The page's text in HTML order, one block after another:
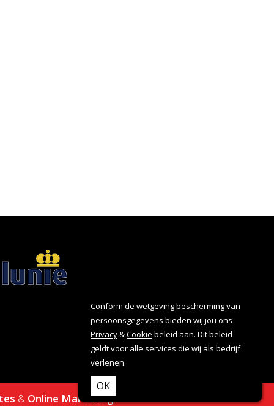
Conform de wetgeving bescherming van
persoonsgegevens bieden wij jou ons
Privacy&Cookie beleid aan. Dit beleid
geldt voor alle services die wij als bedrijf
verlenen.
OK
& Online Marketing